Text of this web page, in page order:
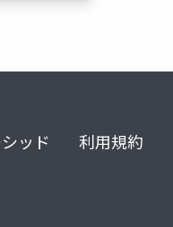
ッド 利用規約